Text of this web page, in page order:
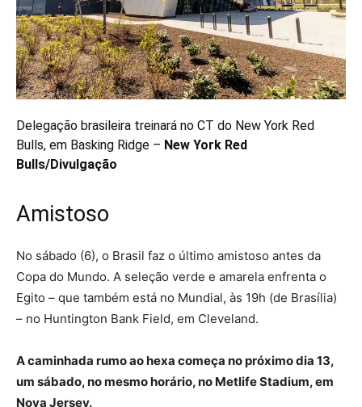
Delegação brasileira treinará no CT do New York Red
Bulls, em Basking Ridge – New York Red
Bulls/Divulgação
Amistoso
No sábado (6), o Brasil faz o último amistoso antes da
Copa do Mundo. A seleção verde e amarela enfrenta o
Egito – que também está no Mundial, às 19h (de Brasília)
– no Huntington Bank Field, em Cleveland.
A caminhada rumo ao hexa começa no próximo dia 13,
um sábado, no mesmo horário, no Metlife Stadium, em
Nova Jersey.